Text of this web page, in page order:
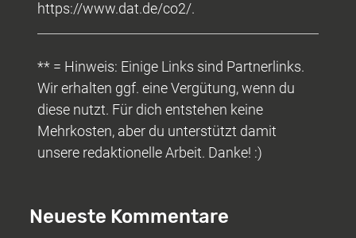
https://www.dat.de/co2/.
** = Hinweis: Einige Links sind Partnerlinks.
Wir erhalten ggf. eine Vergütung, wenn du
diese nutzt. Für dich entstehen keine
Mehrkosten, aber du unterstützt damit
unsere redaktionelle Arbeit. Danke! :)
Neueste Kommentare